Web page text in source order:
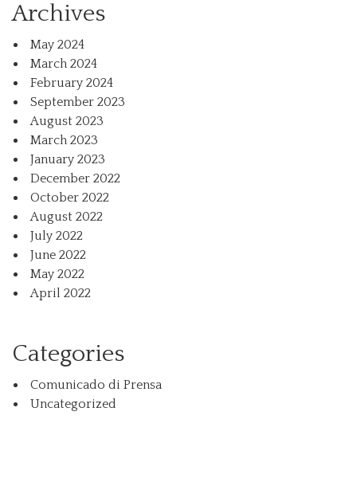
Archives
May 2024
March 2024
February 2024
September 2023
August 2023
March 2023
January 2023
December 2022
October 2022
August 2022
July 2022
June 2022
May 2022
April 2022
Categories
Comunicado di Prensa
Uncategorized